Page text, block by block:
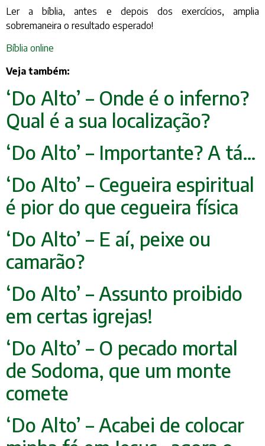
Ler a bíblia, antes e depois dos exercícios, amplia
sobremaneira o resultado esperado!
Bíblia online
Veja também:
‘Do Alto’ – Onde é o inferno?
Qual é a sua localização?
‘Do Alto’ – Importante? A tá…
‘Do Alto’ – Cegueira espiritual
é pior do que cegueira física
‘Do Alto’ – E aí, peixe ou
camarão?
‘Do Alto’ – Assunto proibido
em certas igrejas!
‘Do Alto’ – O pecado mortal
de Sodoma, que um monte
comete
‘Do Alto’ – Acabei de colocar